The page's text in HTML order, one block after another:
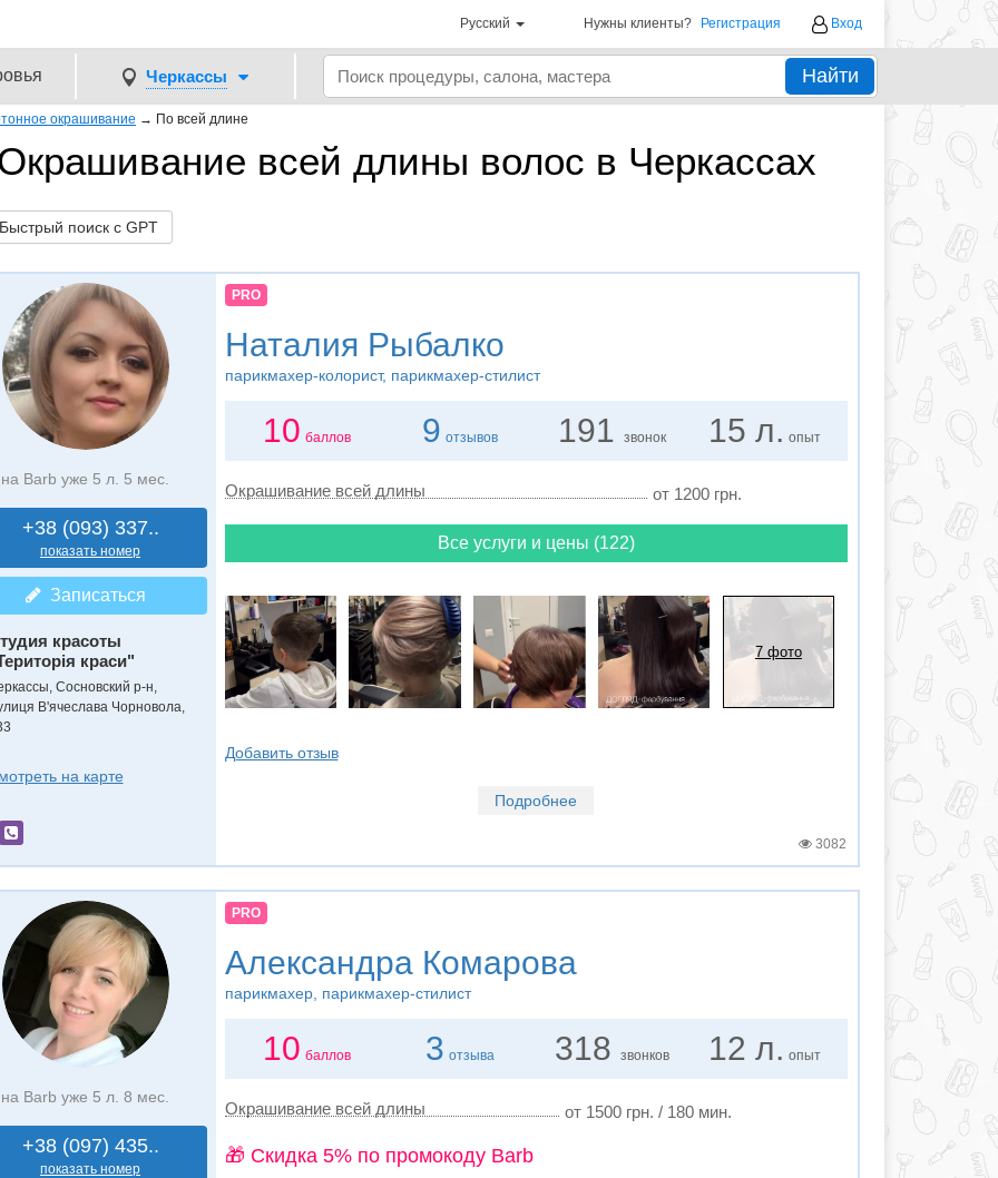
Русский Нужны клиенты? Регистрация Вход
Черкассы Найти
окрашивание → По всей длине
всей длины волос в Черкассах
поиск с GPT
на Barb уже 5 л. 5 мес.
+38 (093) 337..
показать номер
Записаться
красоты
краси"
Сосновский р-н,
В'ячеслава Чорновола,
на карте
PRO
Наталия Рыбалко
парикмахер-колорист, парикмахер-стилист
10 баллов 9 отзывов 191 звонок 15 л. опыт
Окрашивание всей длины от 1200 грн.
Все услуги и цены (122)
7 фото
Добавить отзыв
Подробнее
3082
на Barb уже 5 л. 8 мес.
+38 (097) 435..
показать номер
PRO
Александра Комарова
парикмахер, парикмахер-стилист
10 баллов 3 отзыва 318 звонков 12 л. опыт
Окрашивание всей длины от 1500 грн. / 180 мин.
🎁 Cкидка 5% по промокоду Barb